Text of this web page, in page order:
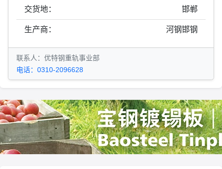
交货地： 邯郸
生产商： 河钢邯钢
联系人：优特钢重轨事业部
电话：0310-2096628